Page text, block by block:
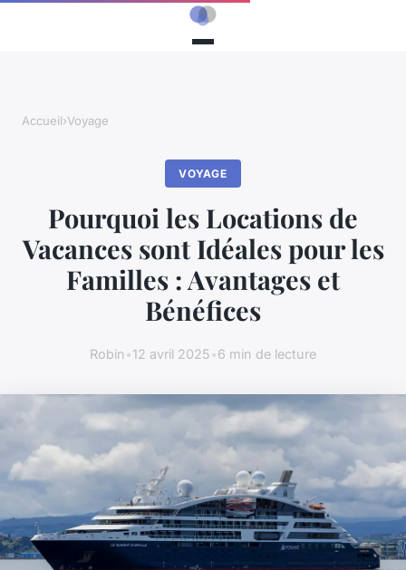
Accueil›Voyage
VOYAGE
Pourquoi les Locations de
Vacances sont Idéales pour les
Familles : Avantages et
Bénéfices
Robin•12 avril 2025•6 min de lecture